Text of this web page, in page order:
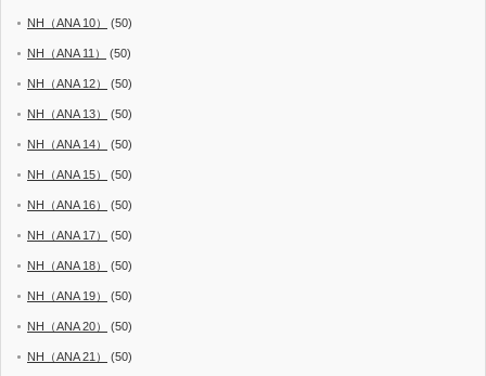
NH（ANA 10） (50)
NH（ANA 11） (50)
NH（ANA 12） (50)
NH（ANA 13） (50)
NH（ANA 14） (50)
NH（ANA 15） (50)
NH（ANA 16） (50)
NH（ANA 17） (50)
NH（ANA 18） (50)
NH（ANA 19） (50)
NH（ANA 20） (50)
NH（ANA 21） (50)